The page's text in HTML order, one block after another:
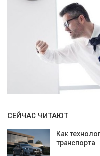
СЕЙЧАС ЧИТАЮТ
Как
транспорта